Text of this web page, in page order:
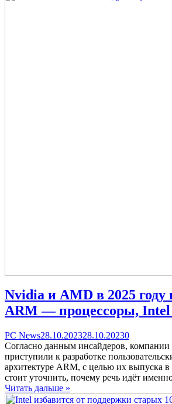
Nvidia и AMD в 2025 году
ARM — процессоры, Intel
Categories
PC NewsPosted
on
28.10.202328.10.20230comments
on
Nvidia
и
AMD
2025
Согласно данным инсайдеров,
приступили к разработке
архитектуре ARM, с целью их выпуска в
стоит уточнить, почему речь идёт
Читать дальше »